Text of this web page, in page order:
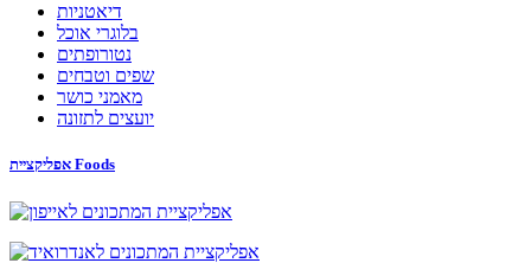
דיאטניות
בלוגרי אוכל
נטורופתים
שפים וטבחים
מאמני כושר
יועצים לתזונה
אפליקציית Foods